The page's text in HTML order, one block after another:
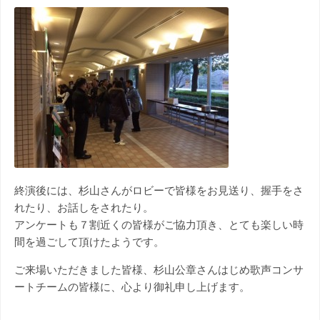
終演後には、杉山さんがロビーで皆様をお見送り、握手をさ
れたり、お話しをされたり。
アンケートも７割近くの皆様がご協力頂き、とても楽しい時
間を過ごして頂けたようです。
ご来場いただきました皆様、杉山公章さんはじめ歌声コンサ
ートチームの皆様に、心より御礼申し上げます。